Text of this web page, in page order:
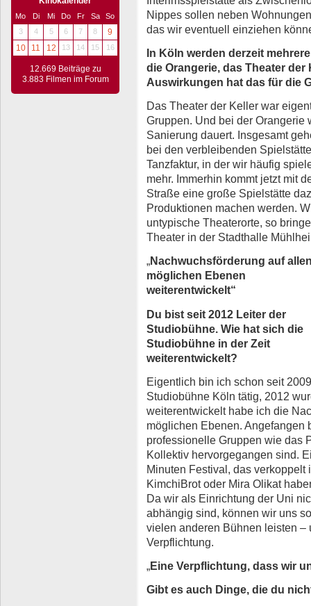
Mo Di Mi Do Fr Sa
So
3
4 5 6 7 8
9
10
11 12 13 14 15 16
12.669 Beiträge zu
3.883 Filmen im Forum
Nippes sollen neben
das wir eventuell einziehen
In Köln werden derzeit
die Orangerie, das Theater
Auswirkungen hat das für die
Das Theater der Keller war
Gruppen. Und bei der
Sanierung dauert. Insgesamt
bei den verbleibenden
Tanzfaktur, in der wir häufig
mehr. Immerhin kommt jetzt mit
Straße eine große Spielstätte
Produktionen machen werden.
untypische Theaterorte, so
Theater in der Stadthalle
„Nachwuchsförderung auf
möglichen Ebenen
weiterentwickelt“
Du bist seit 2012 Leiter der
Studiobühne. Wie hat sich die
Studiobühne in der Zeit
weiterentwickelt?
Eigentlich bin ich schon seit
Studiobühne Köln tätig, 2012
weiterentwickelt habe ich die
möglichen Ebenen. Angefangen
professionelle Gruppen wie das
Kollektiv hervorgegangen sind.
Minuten Festival, das verkoppelt
KimchiBrot oder Mira Olikat
Da wir als Einrichtung der Uni
abhängig sind, können wir uns
vielen anderen Bühnen leisten
Verpflichtung.
„Eine Verpflichtung, dass wir
Gibt es auch Dinge, die du